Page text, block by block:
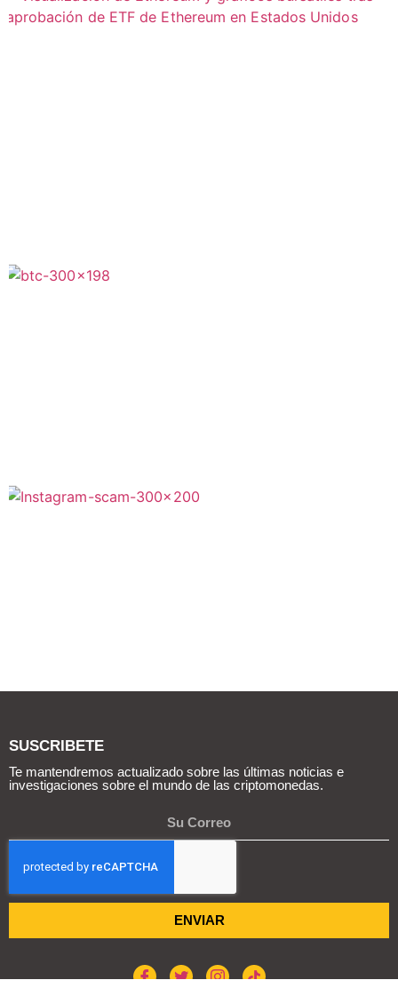
SUSCRIBETE
Te mantendremos actualizado sobre las últimas noticias e
investigaciones sobre el mundo de las criptomonedas.
ENVIAR